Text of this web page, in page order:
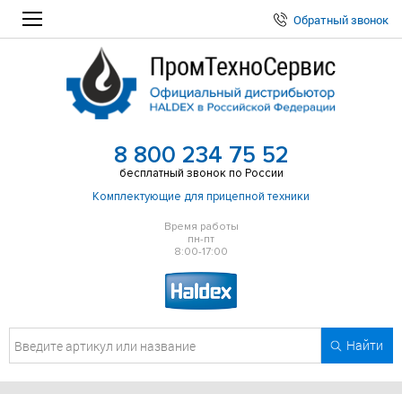
Обратный звонок
8 800 234 75 52
бесплатный звонок по России
Комплектующие для прицепной техники
Время работы
пн-пт
8:00-17:00
Найти